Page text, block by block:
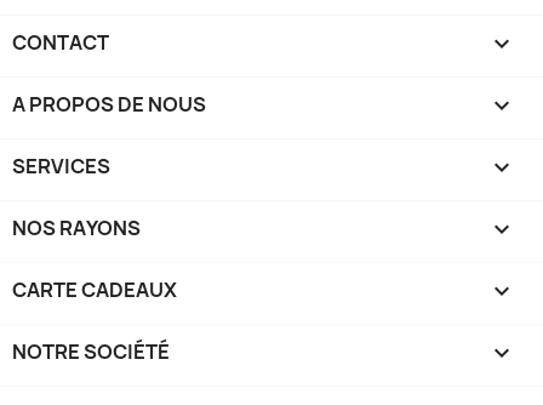
CONTACT 
A PROPOS DE NOUS 
SERVICES 
NOS RAYONS 
CARTE CADEAUX 
NOTRE SOCIÉTÉ 